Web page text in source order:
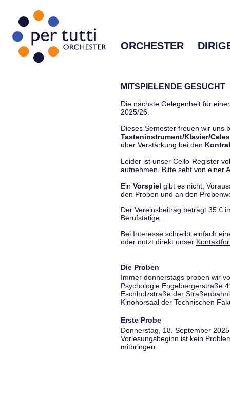
ORCHESTER
MITSPIELENDE GESUCHT
Die nächste Gelegenheit für
2025/26.
Dieses Semester freuen wir uns
Tasteninstrument/Klavier/
über Verstärkung bei den
Leider ist unser Cello-Register
aufnehmen. Bitte seht von einer
Ein Vorspiel gibt es nicht,
den Proben und an den
Der Vereinsbeitrag beträgt 35 €
Berufstätige.
Bei Interesse schreibt einfach
oder nutzt direkt unser
Die Proben
Immer donnerstags proben wir
Psychologie Engelbergerstraße
Eschholzstraße der
Kinohörsaal der Technischen
Erste Probe
Donnerstag, 18. September
Vorlesungsbeginn ist kein
mitbringen.